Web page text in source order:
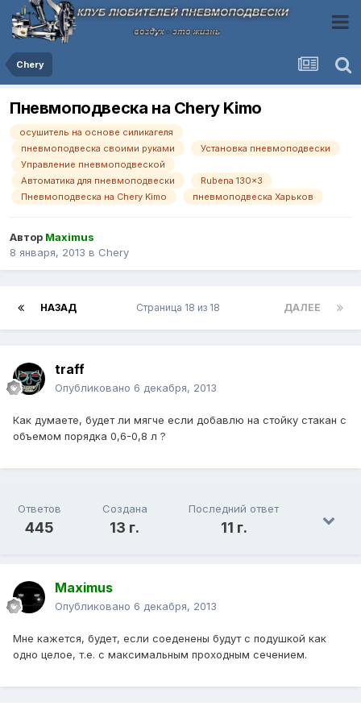
Chery
Пневмоподвеска на Chery Kimo
осушитель на основе силикагеля
пневмоподвеска своими руками
Установка пневмоподвески
Управление пневмоподвеской
Автоматика для пневмоподвески
Rubena 130x3
Пневмоподвеска на Chery Kimo
пневмоподвеска Харьков
Автор Maximus
8 января, 2013 в Chery
НАЗАД ДАЛЕЕ
Страница 18 из 18
traff
Опубликовано 6 декабря, 2013
Как думаете, будет ли мягче если добавлю на стойку стакан с
объемом порядка 0,6-0,8 л ?
Ответов
445
Создана
13 г.
Последний ответ
11 г.
Maximus
Опубликовано 6 декабря, 2013
Мне кажется, будет, если соеденены будут с подушкой как
одно целое, т.е. с максимальным проходным сечением.